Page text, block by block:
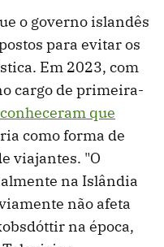
o governo islandês
para evitar os
Em 2023, com
cargo de primeira-
que
como forma de
viajantes. "O
na Islândia
não afeta
na época,